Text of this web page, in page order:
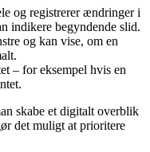
og registrerer ændringer i
indikere begyndende slid.
og kan vise, om en
– for eksempel hvis en
skabe et digitalt overblik
det muligt at prioritere